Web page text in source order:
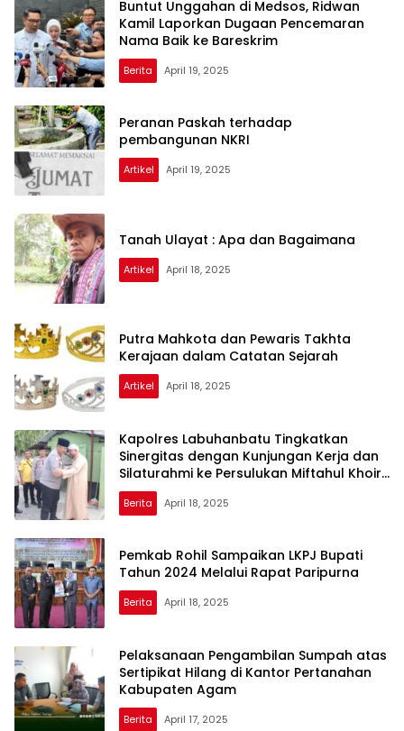
Buntut Unggahan di Medsos, Ridwan
Kamil Laporkan Dugaan Pencemaran
Nama Baik ke Bareskrim
Berita April 19, 2025
Peranan Paskah terhadap
pembangunan NKRI
Artikel April 19, 2025
cyber24.co.id
Tanah Ulayat : Apa dan Bagaimana
Artikel April 18, 2025
Putra Mahkota dan Pewaris Takhta
Kerajaan dalam Catatan Sejarah
Artikel April 18, 2025
Kapolres Labuhanbatu Tingkatkan
Sinergitas dengan Kunjungan Kerja dan
Silaturahmi ke Persulukan Miftahul Khoir
Al Marbawy
Berita April 18, 2025
Pemkab Rohil Sampaikan LKPJ Bupati
Tahun 2024 Melalui Rapat Paripurna
Berita April 18, 2025
Pelaksanaan Pengambilan Sumpah atas
Sertipikat Hilang di Kantor Pertanahan
Kabupaten Agam
Berita April 17, 2025